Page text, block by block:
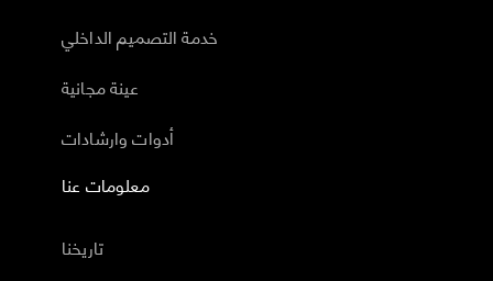
خدمة التصميم الداخلي
عينة مجانية
أدوات وارشادات
معلومات عنا
تاريخنا